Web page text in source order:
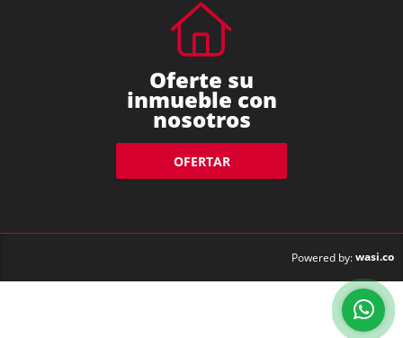
Oferte su
inmueble con
nosotros
OFERTAR
Powered by:wasi.co